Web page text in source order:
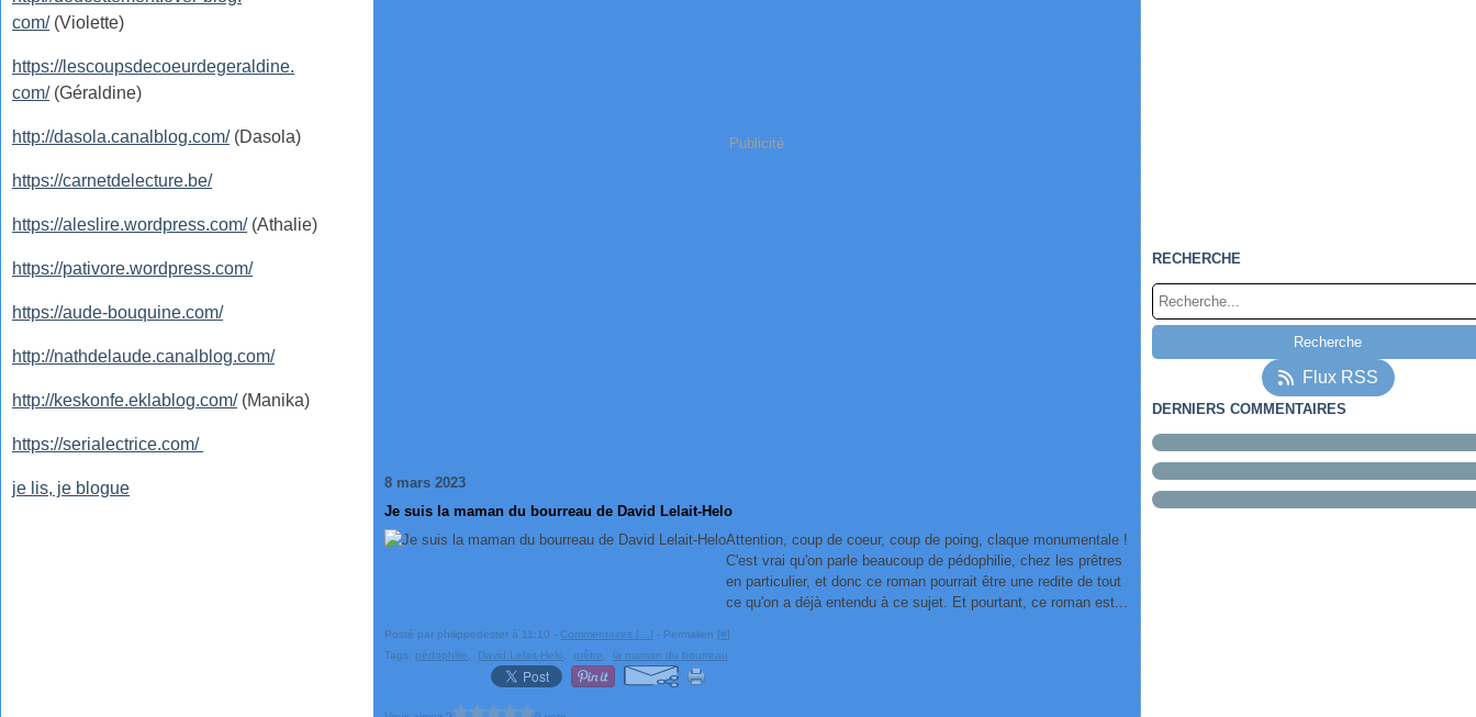
com/(Violette)
https://lescoupsdecoeurdegeraldine.
com/(Géraldine)
http://dasola.canalblog.com/(Dasola)
https://carnetdelecture.be/
https://aleslire.wordpress.com/(Athalie)
https://pativore.wordpress.com/
https://aude-bouquine.com/
http://nathdelaude.canalblog.com/
http://keskonfe.eklablog.com/(Manika)
https://serialectrice.com/
je lis, je blogue
Publicité
8 mars 2023
Je suis la maman du bourreau de David Lelait-Helo
Attention, coup de coeur, coup de poing, claque monumentale !
C'est vrai qu'on parle beaucoup de pédophilie, chez les prêtres
en particulier, et donc ce roman pourrait être une redite de tout
ce qu'on a déjà entendu à ce sujet. Et pourtant, ce roman est...
Posté par philippedester à 11:10 - Commentaires [ …] - Permalien [#]
Tags: pédophilie David Lelait-Helo prêtre la maman du bourreau
RECHERCHE
Flux RSS
DERNIERS COMMENTAIRES